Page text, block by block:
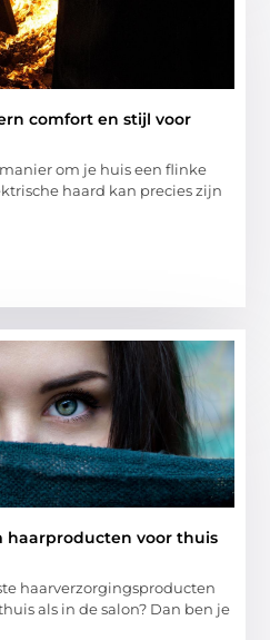
comfort en stijl voor
om je huis een flinke
haard kan precies zijn
haarproducten voor thuis
haarverzorgingsproducten
als in de salon? Dan ben je